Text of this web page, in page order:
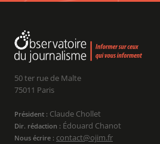
50 ter rue de Malte
75011 Paris
Président : Claude Chollet
Dir. rédaction : Édouard Chanot
Nous écrire : contact@ojim.fr